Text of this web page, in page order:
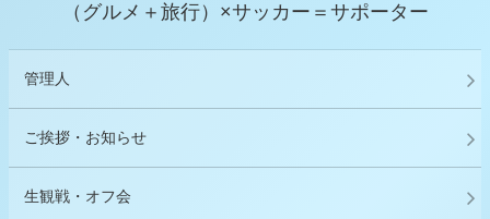
（グルメ＋旅行）×サッカー＝サポーター
管理人
ご挨拶・お知らせ
生観戦・オフ会